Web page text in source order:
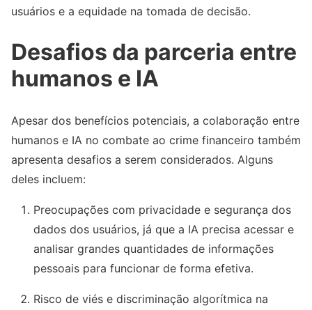
usuários e a equidade na tomada de decisão.
Desafios da parceria entre
humanos e IA
Apesar dos benefícios potenciais, a colaboração entre
humanos e IA no combate ao crime financeiro também
apresenta desafios a serem considerados. Alguns
deles incluem:
Preocupações com privacidade e segurança dos
dados dos usuários, já que a IA precisa acessar e
analisar grandes quantidades de informações
pessoais para funcionar de forma efetiva.
Risco de viés e discriminação algorítmica na